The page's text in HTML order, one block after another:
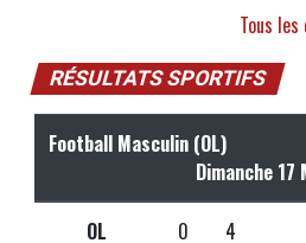
Tous
RÉSULTATS SPORTIFS
Football Masculin (OL)
Dimanche 17
OL 0 4